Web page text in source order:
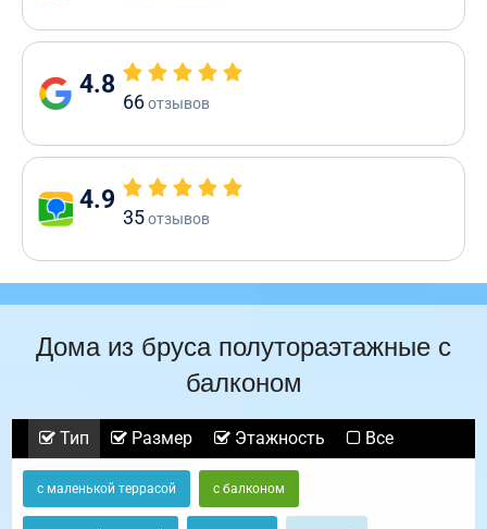
4.8
66отзывов
4.9
35отзывов
Дома из бруса полутораэтажные с
балконом
Тип Размер Этажность Все
с маленькой террасой с балконом